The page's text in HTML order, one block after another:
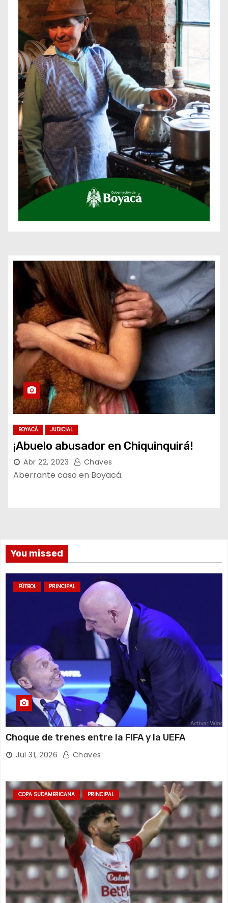
BOYACÁ JUDICIAL
¡Abuelo abusador en Chiquinquirá!
Abr 22, 2023 Chaves
Aberrante caso en Boyacá.
You missed
FÚTBOL PRINCIPAL
Choque de trenes entre la FIFA y la UEFA
Jul 31, 2026 Chaves
COPA SUDAMERICANA PRINCIPAL